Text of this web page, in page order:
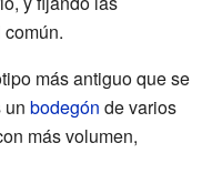
más antiguo que se
un bodegón de varios
más volumen,